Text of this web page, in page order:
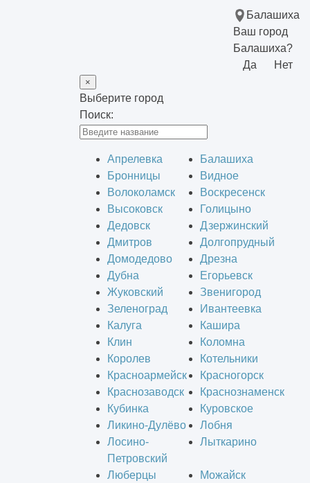
Балашиха
Ваш город
Балашиха?
Да
Нет
×
Выберите город
Поиск:
Апрелевка
Балашиха
Бронницы
Видное
Волоколамск
Воскресенск
Высоковск
Голицыно
Дедовск
Дзержинский
Дмитров
Долгопрудный
Домодедово
Дрезна
Дубна
Егорьевск
Жуковский
Звенигород
Зеленоград
Ивантеевка
Калуга
Кашира
Клин
Коломна
Королев
Котельники
Красноармейск
Красногорск
Краснозаводск
Краснознаменск
Кубинка
Куровское
Ликино-Дулёво
Лобня
Лосино-
Петровский
Лыткарино
Люберцы
Можайск